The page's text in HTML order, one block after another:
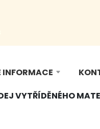
INFORMACE
VYTŘÍDĚNÉHO